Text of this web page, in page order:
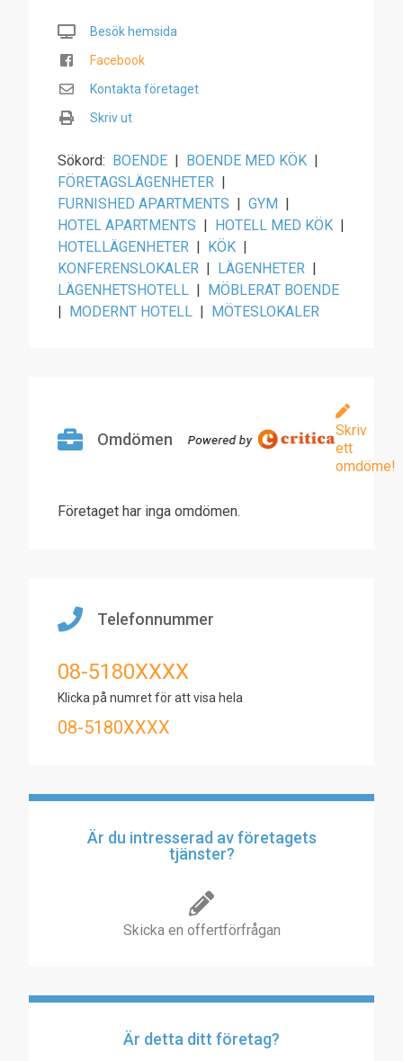
Besök hemsida
Facebook
Kontakta företaget
Skriv ut
Sökord: BOENDE | BOENDE MED KÖK |
FÖRETAGSLÄGENHETER |
FURNISHED APARTMENTS | GYM |
HOTEL APARTMENTS | HOTELL MED KÖK |
HOTELLÄGENHETER | KÖK |
KONFERENSLOKALER | LÄGENHETER |
LÄGENHETSHOTELL | MÖBLERAT BOENDE
| MODERNT HOTELL | MÖTESLOKALER
Omdömen
Skriv
ett
omdöme!
Företaget har inga omdömen.
Telefonnummer
08-5180XXXX
Klicka på numret för att visa hela
08-5180XXXX
Är du intresserad av företagets
tjänster?
Skicka en offertförfrågan
Är detta ditt företag?